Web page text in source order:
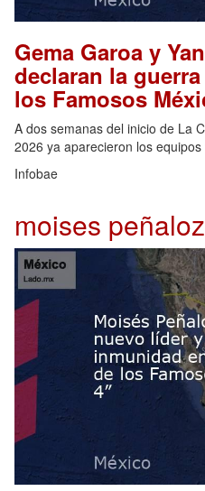
Gema Garoa y
declaran la
los Famosos
A dos semanas del inicio de La
2026 ya aparecieron los
Infobae
moises